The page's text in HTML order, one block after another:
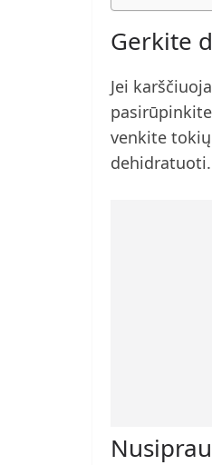
Gerkite
Jei
venkite
dehidratuoti.